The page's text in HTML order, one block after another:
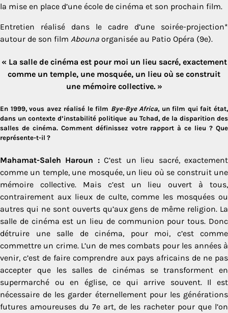
la mise en place d’une école de cinéma et son prochain film.
Entretien réalisé dans le cadre d’une soirée-projection*
autour de son film Abouna organisée au Patio Opéra (9e).
« La salle de cinéma est pour moi un lieu sacré, exactement
comme un temple, une mosquée, un lieu où se construit
une mémoire collective. »
En 1999, vous avez réalisé le film Bye-Bye Africa, un film qui fait état,
dans un contexte d’instabilité politique au Tchad, de la disparition des
salles de cinéma. Comment définissez votre rapport à ce lieu ? Que
représente-t-il ?
Mahamat-Saleh Haroun :C’est un lieu sacré, exactement
comme un temple, une mosquée, un lieu où se construit une
mémoire collective. Mais c’est un lieu ouvert à tous,
contrairement aux lieux de culte, comme les mosquées ou
autres qui ne sont ouverts qu’aux gens de même religion. La
salle de cinéma est un lieu de communion pour tous. Donc
détruire une salle de cinéma, pour moi, c’est comme
commettre un crime. L’un de mes combats pour les années à
venir, c’est de faire comprendre aux pays africains de ne pas
accepter que les salles de cinémas se transforment en
supermarché ou en église, ce qui arrive souvent. Il est
nécessaire de les garder éternellement pour les générations
futures amoureuses du 7e art, de les racheter pour que l’on